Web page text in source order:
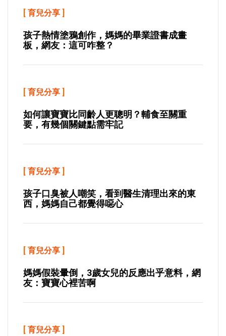
[ 育兒分享 ]
孩子熱情塗鴉創作，媽媽的畢業證書成畫
板，網友：這可咋整？
[ 育兒分享 ]
如何讓寶寶比同齡人更聰明？輔食至關重
要，有幾個關鍵點需牢記
[ 育兒分享 ]
孩子口臭被人嘲笑，看到醫生清理出來的東
西，媽媽自己都覺得噁心
[ 育兒分享 ]
媽媽假裝暈倒，3歲女兒的反應出乎意料，網
友：寶寶心裡苦啊
[ 育兒分享 ]